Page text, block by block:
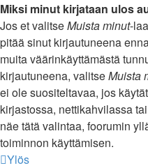
Miksi minut kirjataan ulos
Jos et valitseMuista minut-
pitää sinut kirjautuneena
muita väärinkäyttämästä
kirjautuneena, valitseMuista
ei ole suositeltavaa, jos
kirjastossa, nettikahvilassa
näe tätä valintaa, foorumin
toiminnon käyttämisen.
Ylös